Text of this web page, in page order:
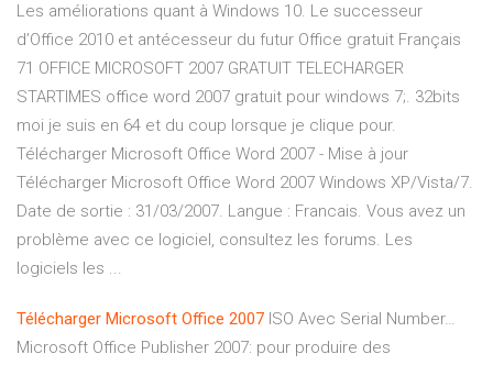
Les améliorations quant à Windows 10. Le successeur
d’Office 2010 et antécesseur du futur Office gratuit Français
71 OFFICE MICROSOFT 2007 GRATUIT TELECHARGER
STARTIMES office word 2007 gratuit pour windows 7;. 32bits
moi je suis en 64 et du coup lorsque je clique pour.
Télécharger Microsoft Office Word 2007 - Mise à jour
Télécharger Microsoft Office Word 2007 Windows XP/Vista/7.
Date de sortie : 31/03/2007. Langue : Francais. Vous avez un
problème avec ce logiciel, consultez les forums. Les
logiciels les ...
Télécharger Microsoft Office 2007 ISO Avec Serial Number…
Microsoft Office Publisher 2007: pour produire des